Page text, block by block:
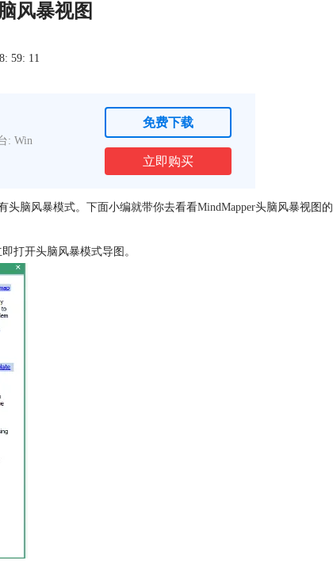
风暴视图
59: 11
: Win
免费下载
立即购买
头脑风暴模式。下面小编就带你去看看MindMapper头脑风暴视图的
打开头脑风暴模式导图。